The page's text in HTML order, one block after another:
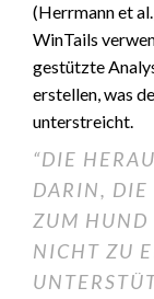
(Herrmann et
WinTails
gestützte
erstellen, was
unterstreicht.
“DIE
DARIN, DIE
ZUM HUND
NICHT ZU